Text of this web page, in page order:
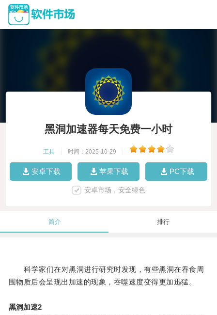
黑洞加速器每天免费一小时
工具 时间：2025-10-29
安卓下载 苹果下载 PC下载
安卓市场，安全绿色
简介 排行
科学家们在对黑洞进行研究时发现，有些黑洞在吞食周
围物质后会呈现出加速的现象，吞噬速度变得更加迅猛。
黑洞加速2